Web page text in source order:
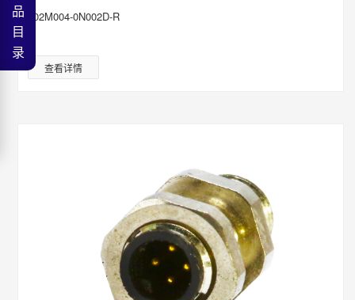
品
目
录
302M004-0N002D-R
查看详情